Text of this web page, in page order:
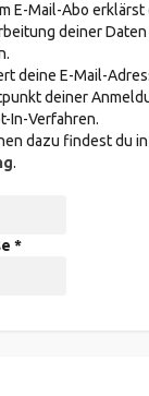
E-Mail-Abo erklärst
deiner
deine E-Mail-
deiner
In-Verfahren.
dazu findest du
.
*